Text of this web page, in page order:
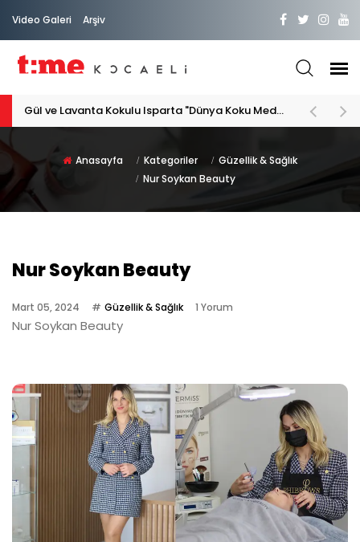
Video Galeri Arşiv
Gül ve Lavanta Kokulu Isparta "Dünya Koku Medeniyeti"
Anasayfa Kategoriler
Güzellik & Sağlık
Nur Soykan Beauty
Nur Soykan Beauty
Mart 05, 2024 Güzellik & Sağlık 1 Yorum
Nur Soykan Beauty